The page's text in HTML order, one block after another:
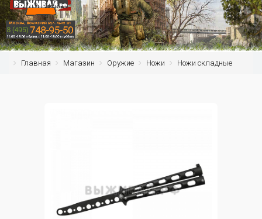
Главная Магазин Оружие Ножи Ножи складные